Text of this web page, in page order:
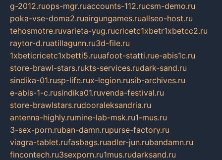
g-2012.ruops-mgr.ruaccounts-112.rucsm-demo.ru
poka-vse-doma2.ruairgungames.ruallseo-host.ru
tehosmotre.ruvarieta-yug.rucricetc1xbetr1xbetcc2.ru
raytor-d.ruatillagunn.ru3d-file.ru
1xbeticricetc1xbetti5.ruuafoot-statti.rue-abis1c.ru
store-brawl-stars.rukts-services.rudark-sand.ru
sindika-01.rusp-life.rux-legion.rusib-archives.ru
e-abis-1-c.rusindika01.ruvenda-festival.ru
store-brawlstars.rudooraleksandria.ru
antenna-highly.rumine-lab-msk.ru1-mus.ru
3-sex-porn.ruban-damn.rupurse-factory.ru
viagra-tablet.rufasbags.ruadler-jun.rubandamn.ru
fincontech.ru3sexporn.ru1mus.rudarksand.ru